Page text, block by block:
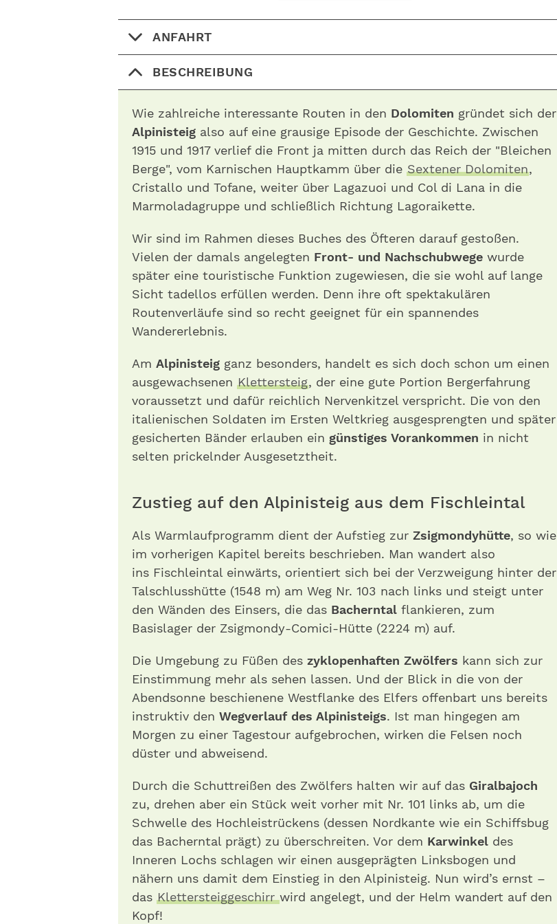
ANFAHRT
BESCHREIBUNG
Wie zahlreiche interessante Routen in den Dolomiten gründet sich der
Alpinisteig also auf eine grausige Episode der Geschichte. Zwischen
1915 und 1917 verlief die Front ja mitten durch das Reich der "Bleichen
Berge", vom Karnischen Hauptkamm über die Sextener Dolomiten,
Cristallo und Tofane, weiter über Lagazuoi und Col di Lana in die
Marmoladagruppe und schließlich Richtung Lagoraikette.
Wir sind im Rahmen dieses Buches des Öfteren darauf gestoßen.
Vielen der damals angelegten Front- und Nachschubwege wurde
später eine touristische Funktion zugewiesen, die sie wohl auf lange
Sicht tadellos erfüllen werden. Denn ihre oft spektakulären
Routenverläufe sind so recht geeignet für ein spannendes
Wandererlebnis.
Am Alpinisteig ganz besonders, handelt es sich doch schon um einen
ausgewachsenen Klettersteig, der eine gute Portion Bergerfahrung
voraussetzt und dafür reichlich Nervenkitzel verspricht. Die von den
italienischen Soldaten im Ersten Weltkrieg ausgesprengten und später
gesicherten Bänder erlauben ein günstiges Vorankommen in nicht
selten prickelnder Ausgesetztheit.
Zustieg auf den Alpinisteig aus dem Fischleintal
Als Warmlaufprogramm dient der Aufstieg zur Zsigmondyhütte, so wie
im vorherigen Kapitel bereits beschrieben. Man wandert also
ins Fischleintal einwärts, orientiert sich bei der Verzweigung hinter der
Talschlusshütte (1548 m) am Weg Nr. 103 nach links und steigt unter
den Wänden des Einsers, die das Bacherntal flankieren, zum
Basislager der Zsigmondy-Comici-Hütte (2224 m) auf.
Die Umgebung zu Füßen des zyklopenhaften Zwölfers kann sich zur
Einstimmung mehr als sehen lassen. Und der Blick in die von der
Abendsonne beschienene Westflanke des Elfers offenbart uns bereits
instruktiv den Wegverlauf des Alpinisteigs. Ist man hingegen am
Morgen zu einer Tagestour aufgebrochen, wirken die Felsen noch
düster und abweisend.
Durch die Schuttreißen des Zwölfers halten wir auf das Giralbajoch
zu, drehen aber ein Stück weit vorher mit Nr. 101 links ab, um die
Schwelle des Hochleistrückens (dessen Nordkante wie ein Schiffsbug
das Bacherntal prägt) zu überschreiten. Vor dem Karwinkel des
Inneren Lochs schlagen wir einen ausgeprägten Linksbogen und
nähern uns damit dem Einstieg in den Alpinisteig. Nun wird’s ernst –
das Klettersteiggeschirrwird angelegt, und der Helm wandert auf den
Kopf!